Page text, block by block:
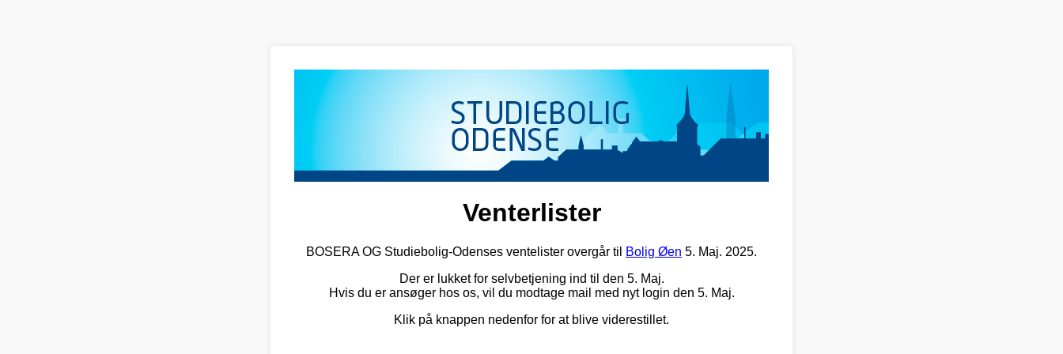
Venterlister
BOSERA OG Studiebolig-Odenses ventelister overgår til Bolig Øen 5. Maj. 2025.
Der er lukket for selvbetjening ind til den 5. Maj.
Hvis du er ansøger hos os, vil du modtage mail med nyt login den 5. Maj.
Klik på knappen nedenfor for at blive viderestillet.